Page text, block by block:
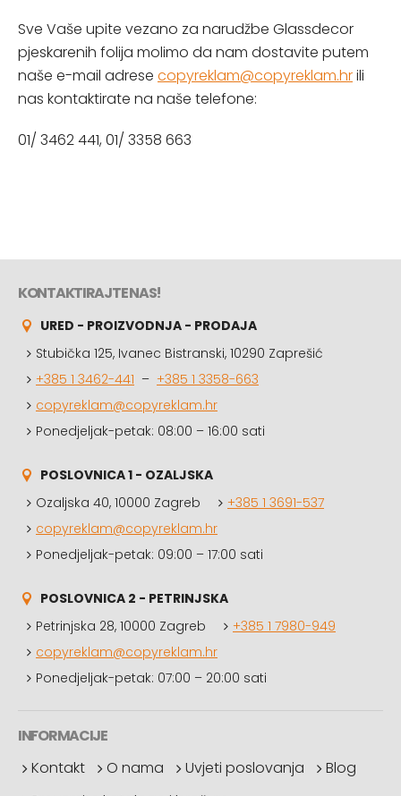
Sve Vaše upite vezano za narudžbe Glassdecor
pjeskarenih folija molimo da nam dostavite putem
naše e-mail adrese copyreklam@copyreklam.hrili
nas kontaktirate na naše telefone:
01/ 3462 441, 01/ 3358 663
KONTAKTIRAJTE NAS!
URED - PROIZVODNJA - PRODAJA
Stubička 125, Ivanec Bistranski, 10290 Zaprešić
+385 1 3462-441 – +385 1 3358-663
copyreklam@copyreklam.hr
Ponedjeljak-petak: 08:00 – 16:00 sati
POSLOVNICA 1 - OZALJSKA
Ozaljska 40, 10000 Zagreb
+385 1 3691-537
copyreklam@copyreklam.hr
Ponedjeljak-petak: 09:00 – 17:00 sati
POSLOVNICA 2 - PETRINJSKA
Petrinjska 28, 10000 Zagreb
+385 1 7980-949
copyreklam@copyreklam.hr
Ponedjeljak-petak: 07:00 – 20:00 sati
INFORMACIJE
Kontakt
O nama Uvjeti poslovanja
Blog